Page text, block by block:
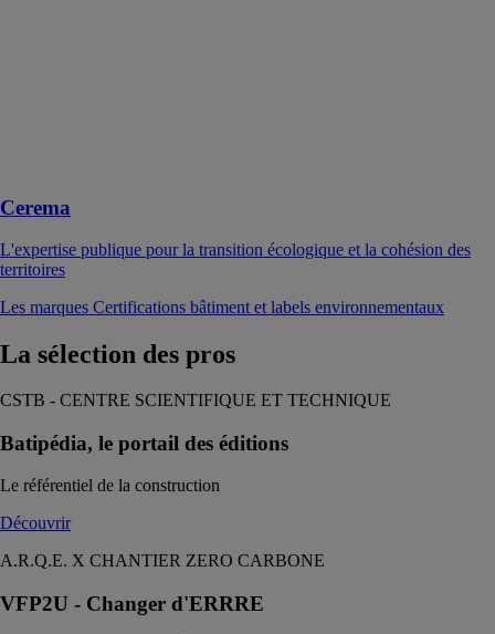
Cerema
L'expertise publique pour la transition écologique et la cohésion des
territoires
Les marques Certifications bâtiment et labels environnementaux
La sélection des pros
CSTB - CENTRE SCIENTIFIQUE ET TECHNIQUE
Batipédia, le portail des éditions
Le référentiel de la construction
Découvrir
A.R.Q.E. X CHANTIER ZERO CARBONE
VFP2U - Changer d'ERRRE